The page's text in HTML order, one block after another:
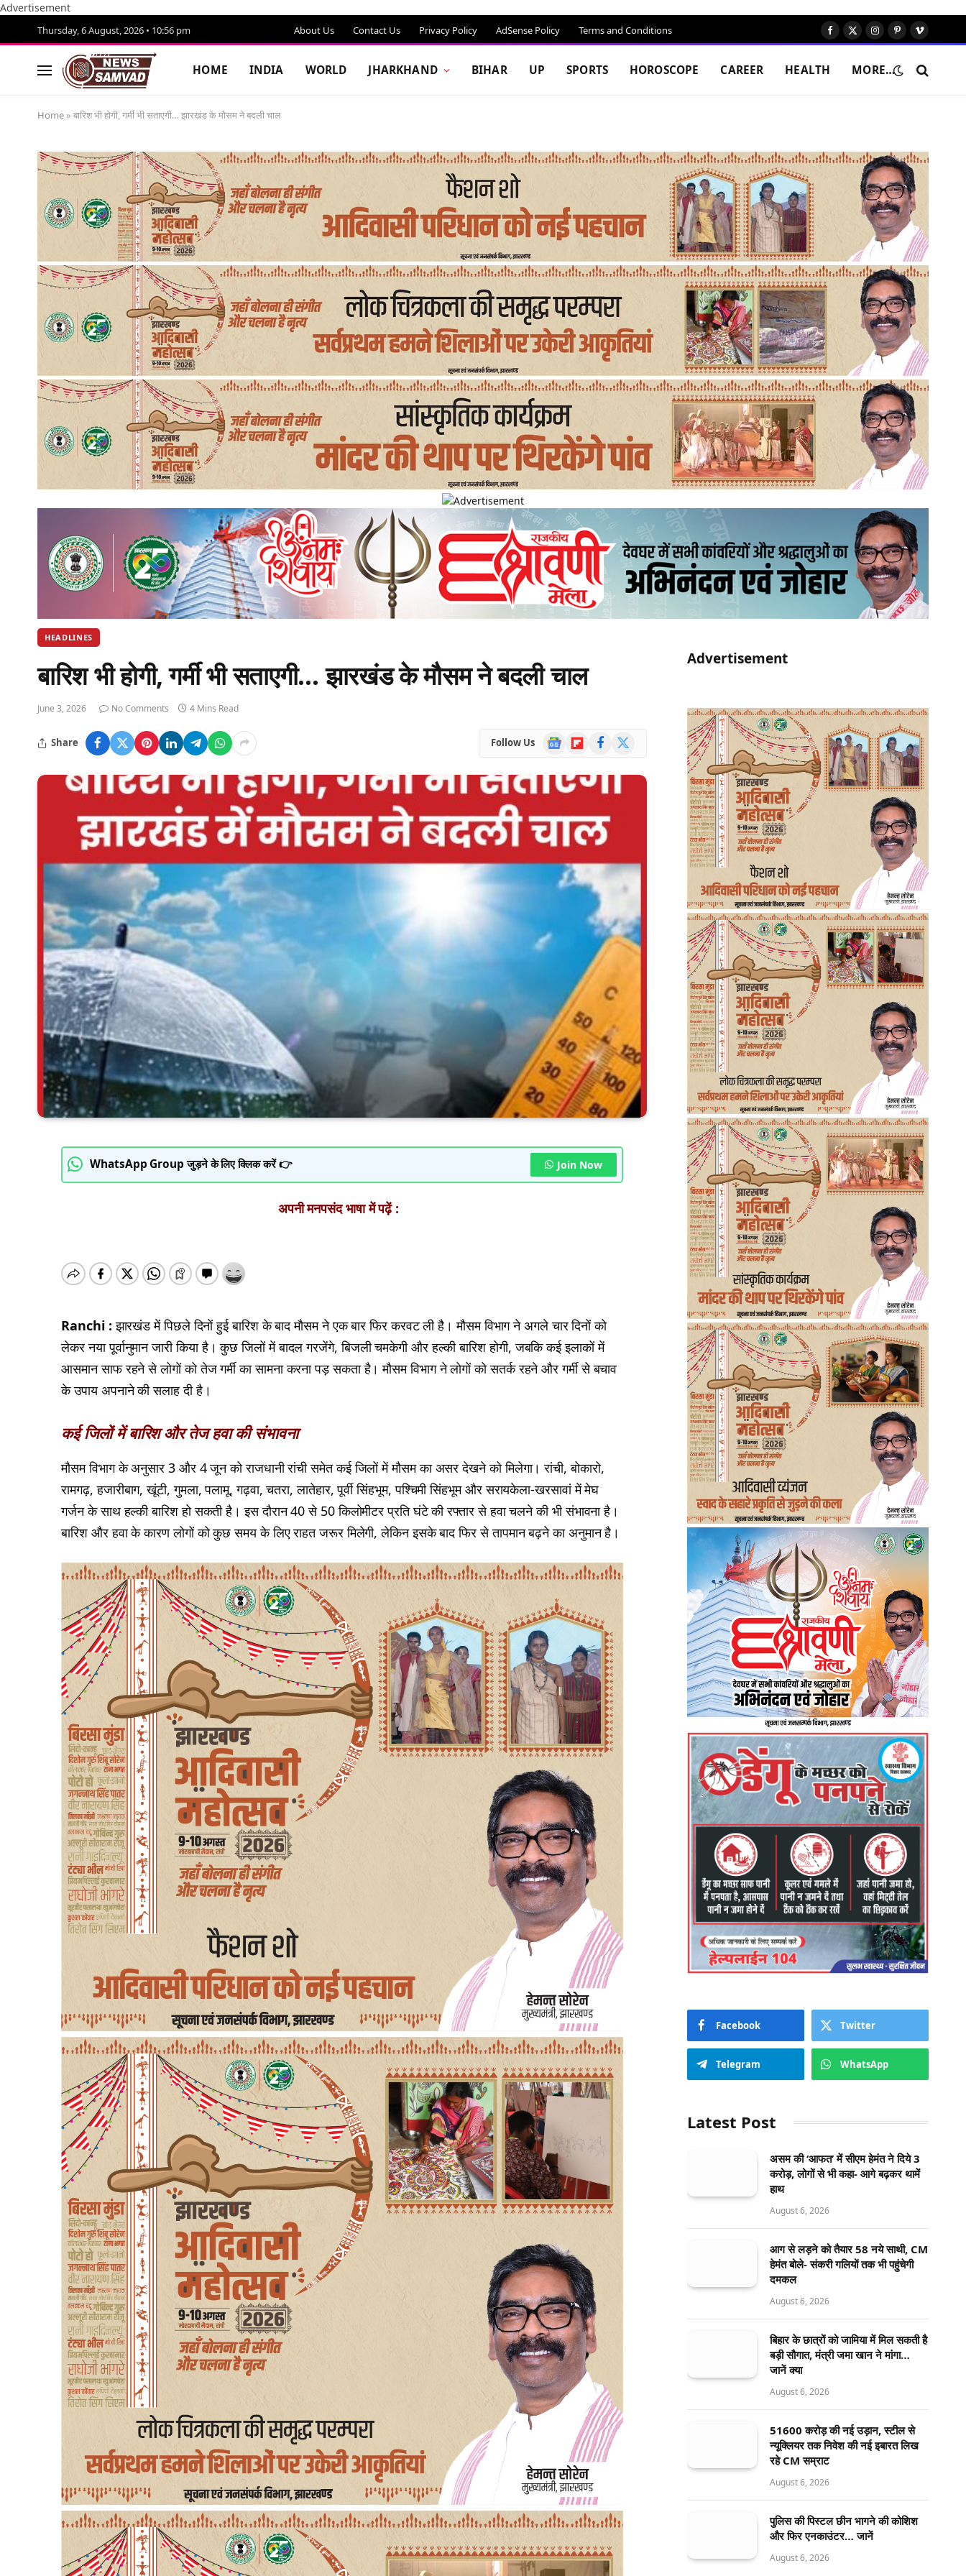
Advertisement
Thursday, 6 August, 2026 • 10:56 pm About Us Contact Us Privacy Policy AdSense Policy Terms and Conditions Facebook
X
Instagram
Pinterest
Vimeo
HOME INDIA WORLD JHARKHAND BIHAR UP SPORTS HOROSCOPE CAREER HEALTH MORE…
Home » बारिश भी होगी, गर्मी भी सताएगी… झारखंड के मौसम ने बदली चाल
HEADLINES
बारिश भी होगी, गर्मी भी सताएगी… झारखंड के मौसम ने बदली चाल
June 3, 2026 No Comments 4 Mins Read
Share Follow Us
Google
News
FlipboardFacebook
WhatsApp Group जुड़ने के लिए क्लिक करें 👉 Join Now
अपनी मनपसंद भाषा में पढ़ें :
Ranchi : झारखंड में पिछले दिनों हुई बारिश के बाद मौसम ने एक बार फिर करवट ली है। मौसम विभाग ने अगले चार दिनों को
लेकर नया पूर्वानुमान जारी किया है। कुछ जिलों में बादल गरजेंगे, बिजली चमकेगी और हल्की बारिश होगी, जबकि कई इलाकों में
आसमान साफ रहने से लोगों को तेज गर्मी का सामना करना पड़ सकता है। मौसम विभाग ने लोगों को सतर्क रहने और गर्मी से बचाव
के उपाय अपनाने की सलाह दी है।
कई जिलों में बारिश और तेज हवा की संभावना
मौसम विभाग के अनुसार 3 और 4 जून को राजधानी रांची समेत कई जिलों में मौसम का असर देखने को मिलेगा। रांची, बोकारो,
रामगढ़, हजारीबाग, खूंटी, गुमला, पलामू, गढ़वा, चतरा, लातेहार, पूर्वी सिंहभूम, पश्चिमी सिंहभूम और सरायकेला-खरसावां में मेघ
गर्जन के साथ हल्की बारिश हो सकती है। इस दौरान 40 से 50 किलोमीटर प्रति घंटे की रफ्तार से हवा चलने की भी संभावना है।
बारिश और हवा के कारण लोगों को कुछ समय के लिए राहत जरूर मिलेगी, लेकिन इसके बाद फिर से तापमान बढ़ने का अनुमान है।
Advertisement
Facebook Twitter
Telegram WhatsApp
Latest Post
असम की ‘आफत’ में सीएम हेमंत ने दिये 3
करोड़, लोगों से भी कहा- आगे बढ़कर थामें
हाथ
August 6, 2026
आग से लड़ने को तैयार 58 नये साथी, CM
हेमंत बोले- संकरी गलियों तक भी पहुंचेगी
दमकल
August 6, 2026
बिहार के छात्रों को जामिया में मिल सकती है
बड़ी सौगात, मंत्री जमा खान ने मांगा…
जानें क्या
August 6, 2026
51600 करोड़ की नई उड़ान, स्टील से
न्यूक्लियर तक निवेश की नई इबारत लिख
रहे CM सम्राट
August 6, 2026
पुलिस की पिस्टल छीन भागने की कोशिश
और फिर एनकाउंटर… जानें
August 6, 2026